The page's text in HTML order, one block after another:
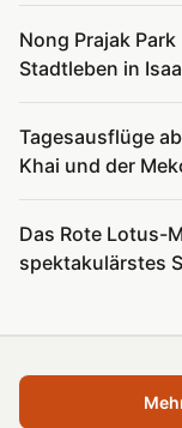
Nong Prajak
Stadtleben in
Tagesausflüge
Khai und der
Das Rote Lotus-
spektakulärstes